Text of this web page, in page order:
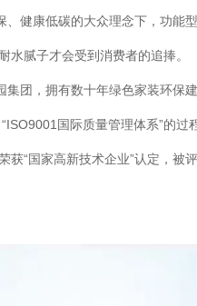
健康低碳的大众理念下，功能
水腻子才会受到消费者的追捧。
集团，拥有数十年绿色家装环保
国际质量管理体系”的
获“国家高新技术企业”认定，被